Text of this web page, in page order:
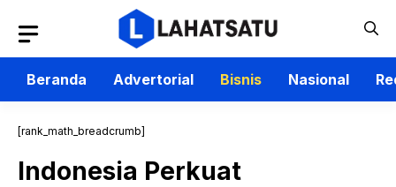
isi
Beranda
Advertorial Bisnis Nasional
[rank_math_breadcrumb]
Indonesia Perkuat